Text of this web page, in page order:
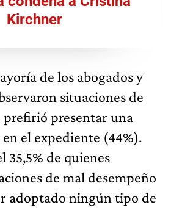
Kirchner
de los abogados y
situaciones de
prefirió presentar una
el expediente (44%).
35,5% de quienes
de mal desempeño
adoptado ningún tipo de